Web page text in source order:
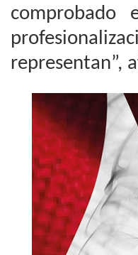
representan”,